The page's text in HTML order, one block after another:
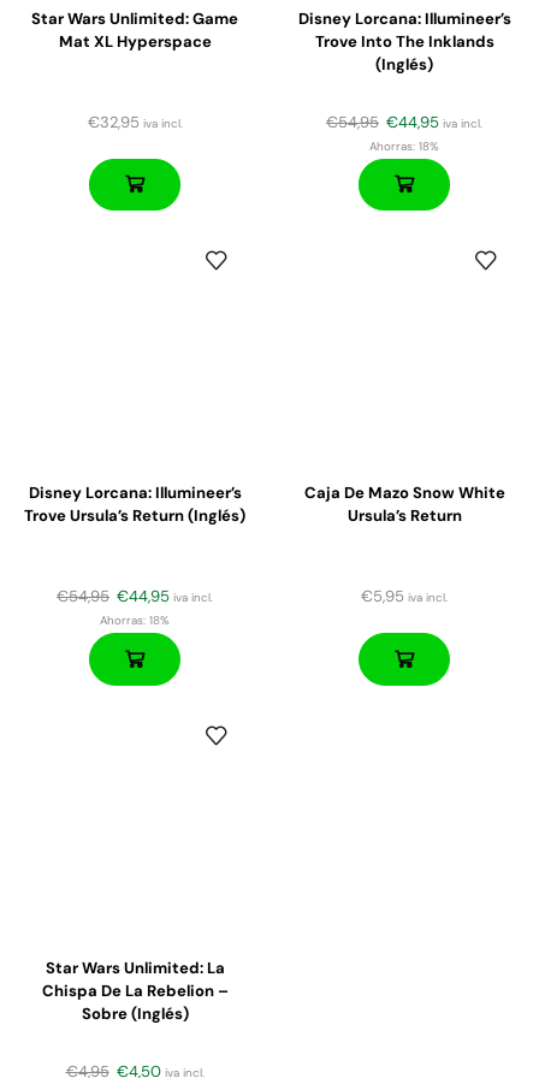
Star Wars Unlimited: Game
Mat XL Hyperspace
€32,95 iva incl.
Disney Lorcana: Illumineer’s
Trove Into The Inklands
(Inglés)
€54,95 €44,95 iva incl.
Ahorras: 18%
Disney Lorcana: Illumineer’s
Trove Ursula’s Return (Inglés)
€54,95 €44,95 iva incl.
Ahorras: 18%
Caja De Mazo Snow White
Ursula’s Return
€5,95 iva incl.
Star Wars Unlimited: La
Chispa De La Rebelion –
Sobre (inglés)
€4,95 €4,50 iva incl.